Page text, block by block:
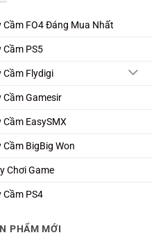
Cầm FO4 Đáng Mua Nhất
Cầm PS5
Cầm Flydigi
Cầm Gamesir
Cầm EasySMX
Cầm BigBig Won
Chơi Game
Cầm PS4
PHẨM MỚI